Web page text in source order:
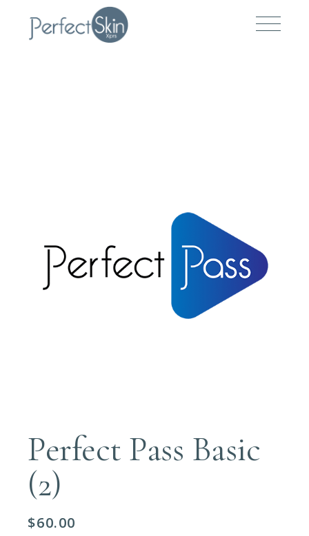
Perfect Pass Basic
(2)
$60.00